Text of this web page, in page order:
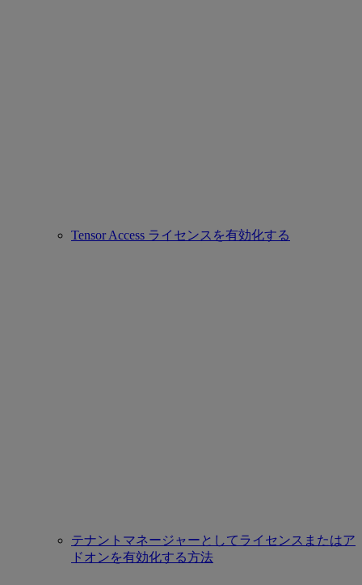
Tensor Access ライセンスを有効化する
テナントマネージャーとしてライセンスまたはア
ドオンを有効化する方法